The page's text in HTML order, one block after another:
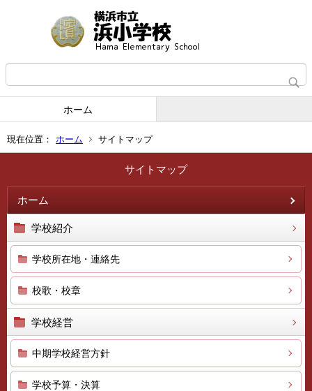
ホーム
現在位置： ホーム サイトマップ
サイトマップ
ホーム
学校紹介
学校所在地・連絡先
校歌・校章
学校経営
中期学校経営方針
学校予算・決算